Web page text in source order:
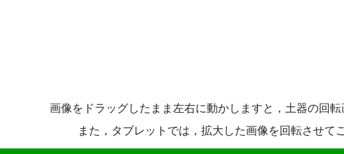
画像をドラッグしたまま左右に動かしますと，土器の回転
また，タブレットでは，拡大した画像を回転させて